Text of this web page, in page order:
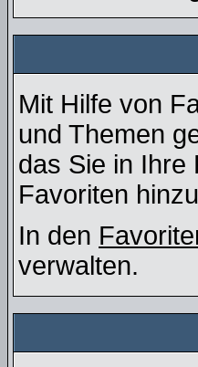
Mit Hilfe von
und Themen
das Sie in Ihre
Favoriten
In den
verwalten.